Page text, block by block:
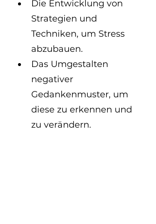
Die Entwicklung von
Strategien und
Techniken, um Stress
abzubauen.
Das Umgestalten
negativer
Gedankenmuster, um
diese zu erkennen und
zu verändern.